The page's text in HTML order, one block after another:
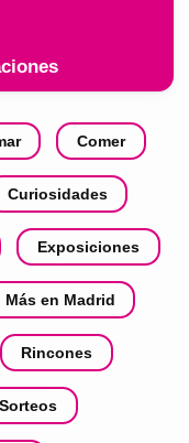
Comer
Curiosidades
Exposiciones
Más en Madrid
Rincones
Sorteos